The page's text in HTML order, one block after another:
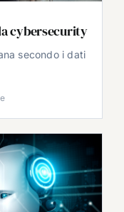
cybersecurity
secondo i dati